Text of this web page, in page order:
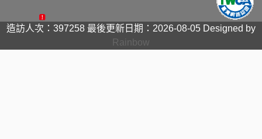
造訪人次：397258 最後更新日期：2026-08-05 Designed by
Rainbow